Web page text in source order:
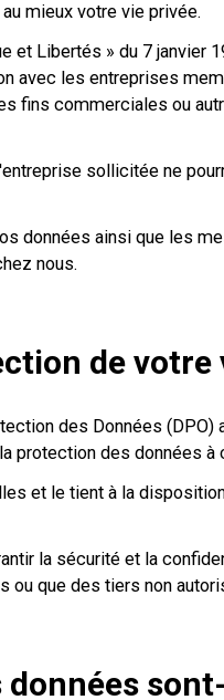
mieux votre vie privée.
Libertés » du 7 janvier
avec les entreprises
fins commerciales ou
sollicitée ne
données ainsi que les
nous.
de votre
des Données
protection des données à
et le tient à la
la sécurité et la
que des tiers non